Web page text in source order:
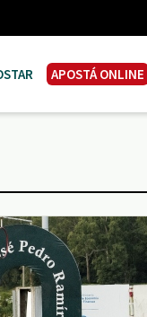
APOSTÁ ONLINE